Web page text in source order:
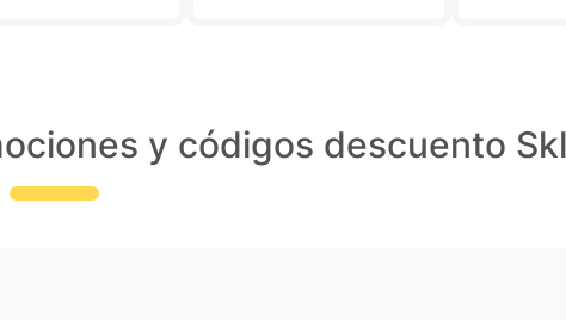
más cuidado con esas
cosas.
y códigos descuento